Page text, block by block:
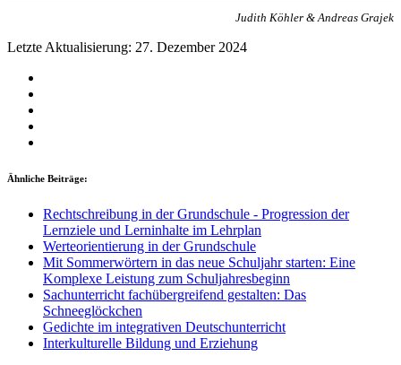
Judith Köhler & Andreas Grajek
Letzte Aktualisierung: 27. Dezember 2024
Ähnliche Beiträge:
Rechtschreibung in der Grundschule - Progression der
Lernziele und Lerninhalte im Lehrplan
Werteorientierung in der Grundschule
Mit Sommerwörtern in das neue Schuljahr starten: Eine
Komplexe Leistung zum Schuljahresbeginn
Sachunterricht fachübergreifend gestalten: Das
Schneeglöckchen
Gedichte im integrativen Deutschunterricht
Interkulturelle Bildung und Erziehung